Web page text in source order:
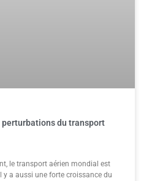
du transport
le transport aérien mondial est
a aussi une forte croissance du